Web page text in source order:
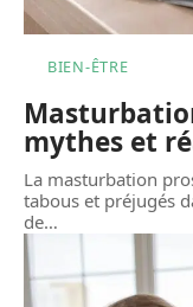
BIEN-ÊTRE
mythes et
La masturbation
tabous et préjugés
de…